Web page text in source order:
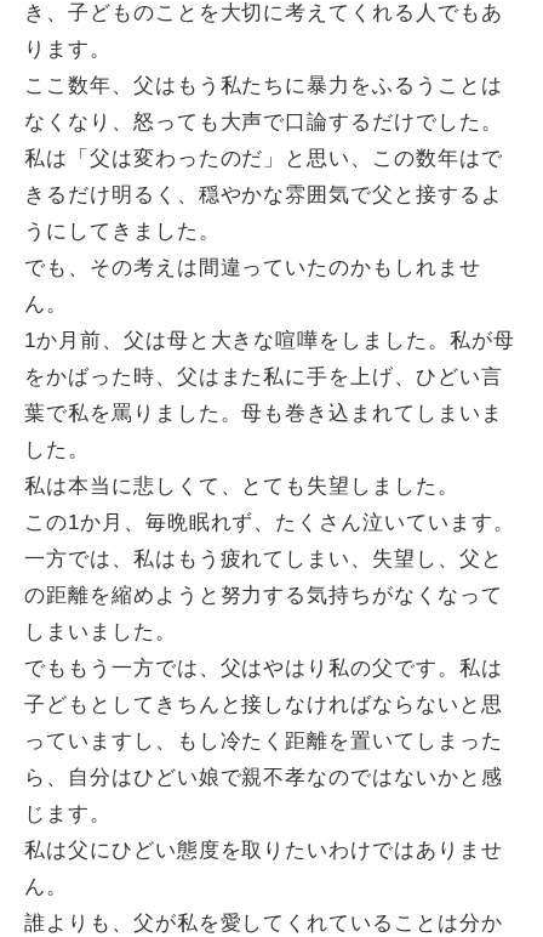
き、子どものことを大切に考えてくれる人でもあ
ります。
ここ数年、父はもう私たちに暴力をふるうことは
なくなり、怒っても大声で口論するだけでした。
私は「父は変わったのだ」と思い、この数年はで
きるだけ明るく、穏やかな雰囲気で父と接するよ
うにしてきました。
でも、その考えは間違っていたのかもしれませ
ん。
1か月前、父は母と大きな喧嘩をしました。私が母
をかばった時、父はまた私に手を上げ、ひどい言
葉で私を罵りました。母も巻き込まれてしまいま
した。
私は本当に悲しくて、とても失望しました。
この1か月、毎晩眠れず、たくさん泣いています。
一方では、私はもう疲れてしまい、失望し、父と
の距離を縮めようと努力する気持ちがなくなって
しまいました。
でももう一方では、父はやはり私の父です。私は
子どもとしてきちんと接しなければならないと思
っていますし、もし冷たく距離を置いてしまった
ら、自分はひどい娘で親不孝なのではないかと感
じます。
私は父にひどい態度を取りたいわけではありませ
ん。
誰よりも、父が私を愛してくれていることは分か